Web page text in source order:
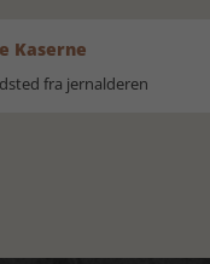
Kaserne
fra jernalderen